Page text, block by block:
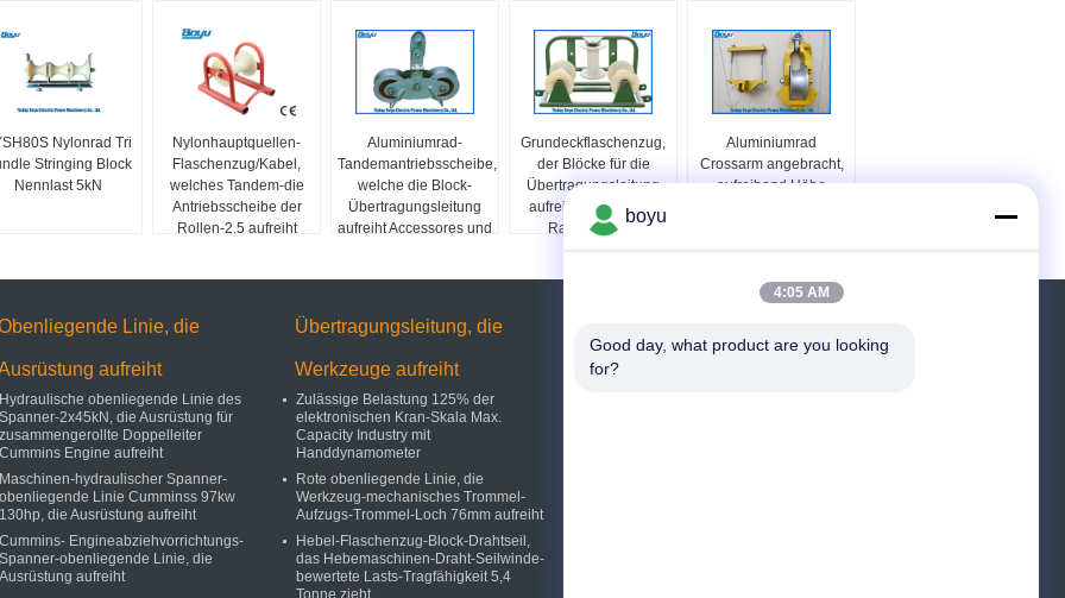
Nylonrad Tri
Stringing Block
Nennlast 5kN
Nylonhauptquellen-
Flaschenzug/Kabel,
welches Tandem-die
Antriebsscheibe der
Rollen-2,5 aufreiht
Aluminiumrad-
Tandemantriebsscheibe,
welche die Block-
Übertragungsleitung
aufreiht Accessores und
Grundeckflaschenzug,
der Blöcke für die
Übertragungsleitung
aufreiht Zubehör mit
Rad 3 aufreiht
Aluminiumrad
Crossarm angebracht,
aufreihend Höhe
99~175mm Capliper
Linie, die
aufreiht
Hydraulische obenliegende Linie des
Spanner-2x45kN, die Ausrüstung für
zusammengerollte Doppelleiter
Cummins Engine aufreiht
Maschinen-hydraulischer Spanner-
obenliegende Linie Cumminss 97kw
130hp, die Ausrüstung aufreiht
Cummins- Engineabziehvorrichtungs-
Spanner-obenliegende Linie, die
Ausrüstung aufreiht
Übertragungsleitung, die
Werkzeuge aufreiht
Zulässige Belastung 125% der
elektronischen Kran-Skala Max.
Capacity Industry mit
Handdynamometer
Rote obenliegende Linie, die
Werkzeug-mechanisches Trommel-
Aufzugs-Trommel-Loch 76mm aufreiht
Hebel-Flaschenzug-Block-Drahtseil,
das Hebemaschinen-Draht-Seilwinde-
bewertete Lasts-Tragfähigkeit 5,4
Tonne zieht
boyu
4:05 AM
Good day, what product are you looking
for?